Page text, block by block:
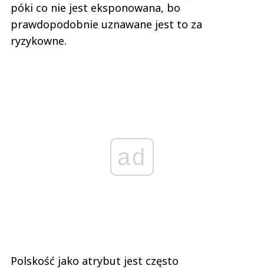
póki co nie jest eksponowana, bo
prawdopodobnie uznawane jest to za
ryzykowne.
ad
Polskość jako atrybut jest często